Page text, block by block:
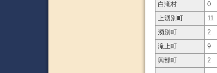
白滝村
0
上湧別町
11
湧別町
2
滝上町
9
興部町
2